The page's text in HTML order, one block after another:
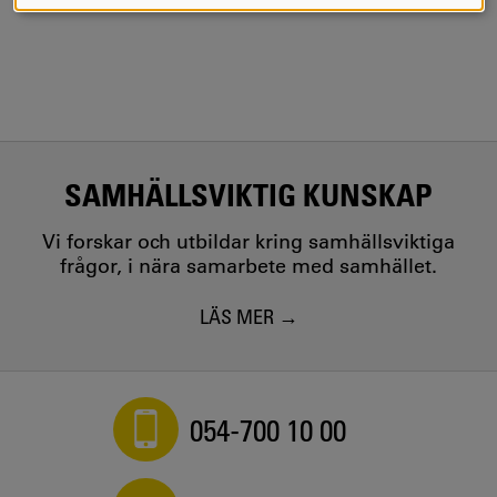
SAMHÄLLSVIKTIG KUNSKAP
Vi forskar och utbildar kring samhällsviktiga
frågor, i nära samarbete med samhället.
LÄS MER
054-700 10 00